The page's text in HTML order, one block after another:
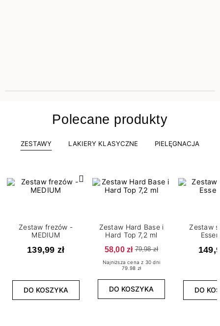
Polecane produkty
ZESTAWY LAKIERY KLASYCZNE PIELĘGNACJA
Zestaw frezów -
MEDIUM
139,99 zł
DO KOSZYKA
Zestaw Hard Base i
Hard Top 7,2 ml
58,00 zł 79,98 zł
Najniższa cena z 30 dni
79.98 zł
DO KOSZYKA
Zestaw
DO